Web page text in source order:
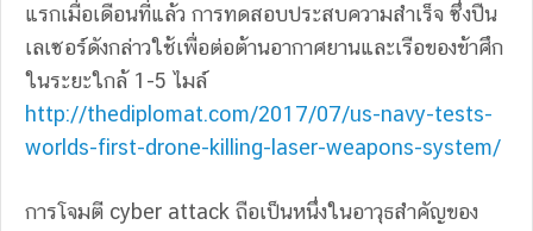
แรกเมื่อเดือนที่แล้ว การทดสอบประสบความสำเร็จ ซึ่งปืน
เลเซอร์ดังกล่าวใช้เพื่อต่อต้านอากาศยานและเรือของข้าศึก
ในระยะใกล้ 1-5 ไมล์
http://thediplomat.com/2017/07/us-navy-tests-
worlds-first-drone-killing-laser-weapons-system/
การโจมตี cyber attack ถือเป็นหนึ่งในอาวุธสำคัญของ